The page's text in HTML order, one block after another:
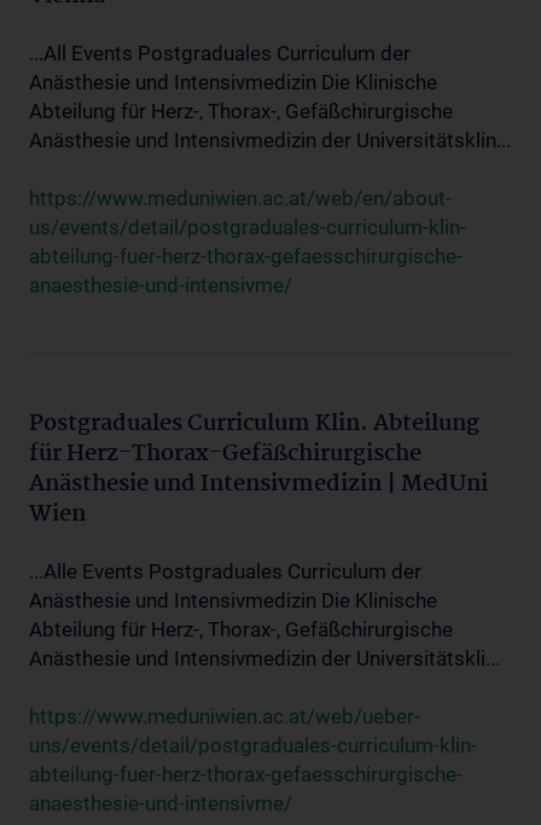
...All Events Postgraduales Curriculum der
Anästhesie und Intensivmedizin Die Klinische
Abteilung für Herz-, Thorax-, Gefäßchirurgische
Anästhesie und Intensivmedizin der Universitätsklin...
https://www.meduniwien.ac.at/web/en/about-
us/events/detail/postgraduales-curriculum-klin-
abteilung-fuer-herz-thorax-gefaesschirurgische-
anaesthesie-und-intensivme/
Postgraduales Curriculum Klin. Abteilung
für Herz-Thorax-Gefäßchirurgische
Anästhesie und Intensivmedizin | MedUni
Wien
...Alle Events Postgraduales Curriculum der
Anästhesie und Intensivmedizin Die Klinische
Abteilung für Herz-, Thorax-, Gefäßchirurgische
Anästhesie und Intensivmedizin der Universitätskli...
https://www.meduniwien.ac.at/web/ueber-
uns/events/detail/postgraduales-curriculum-klin-
abteilung-fuer-herz-thorax-gefaesschirurgische-
anaesthesie-und-intensivme/